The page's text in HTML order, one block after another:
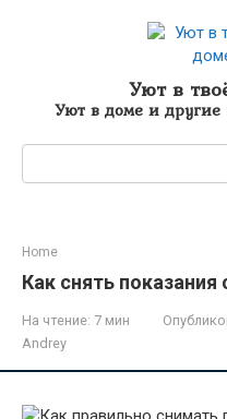
Уют в
Уют в доме и другие
Home
Как снять показания
На чтение: 7 мин
Andrey